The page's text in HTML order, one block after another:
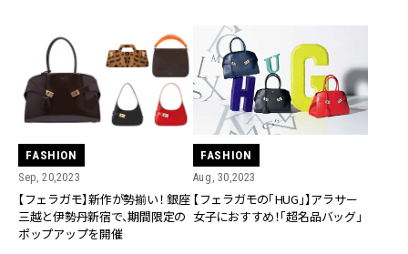
FASHION
Sep, 20,2023
【フェラガモ】新作が勢揃い！ 銀座
三越と伊勢丹新宿で、期間限定の
ポップアップを開催
FASHION
Aug, 30,2023
【フェラガモの「HUG」】アラサー
女子におすすめ！「超名品バッグ」